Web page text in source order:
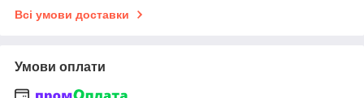
Всі умови доставки
Умови оплати